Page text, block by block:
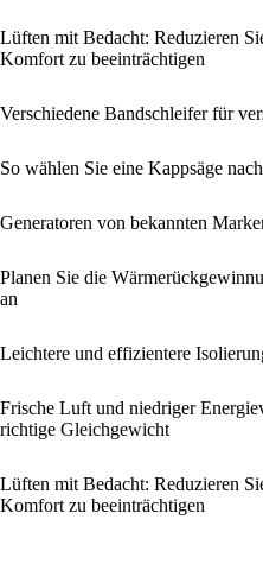
Lüften mit Bedacht: Reduzieren
Komfort zu beeinträchtigen
Verschiedene Bandschleifer für
So wählen Sie eine Kappsäge
Generatoren von bekannten
Planen Sie die
an
Leichtere und effizientere
Frische Luft und niedriger
richtige Gleichgewicht
Lüften mit Bedacht: Reduzieren
Komfort zu beeinträchtigen